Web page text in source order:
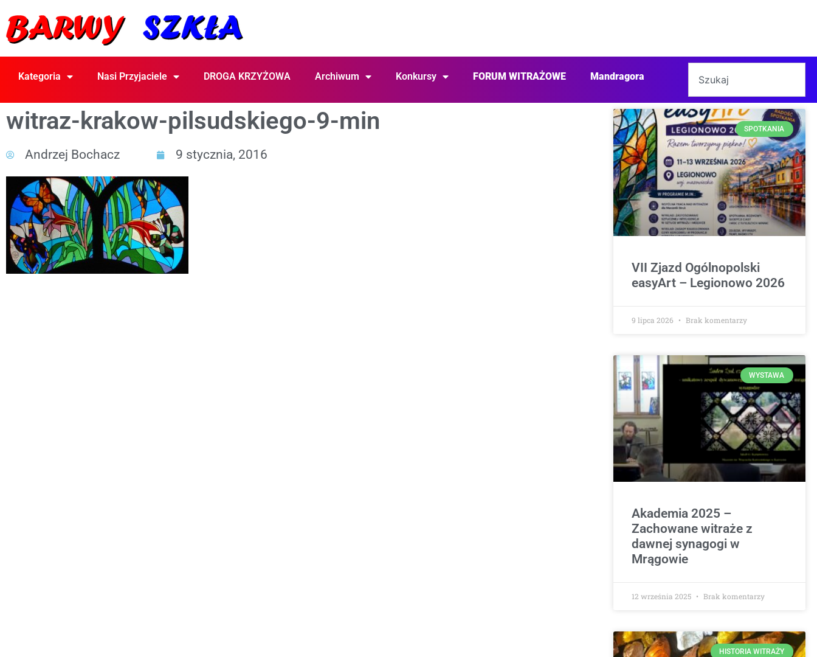
Kategoria Nasi Przyjaciele DROGA KRZYŻOWA Archiwum Konkursy FORUM WITRAŻOWE Mandragora
witraz-krakow-pilsudskiego-9-min
Andrzej Bochacz 9 stycznia, 2016
SPOTKANIA
VII Zjazd Ogólnopolski
easyArt – Legionowo 2026
9 lipca 2026 Brak komentarzy
WYSTAWA
Akademia 2025 –
Zachowane witraże z
dawnej synagogi w
Mrągowie
12 września 2025 Brak komentarzy
HISTORIA WITRAŻY